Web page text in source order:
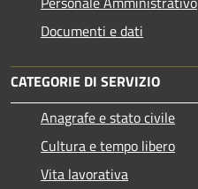
Documenti e dati
CATEGORIE DI SERVIZIO
Anagrafe e stato civile
Cultura e tempo libero
Vita lavorativa